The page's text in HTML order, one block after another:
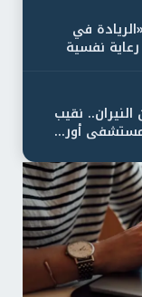
«الريادة في
النفسية 2026» رعاية نفسية
نقيب
أور...